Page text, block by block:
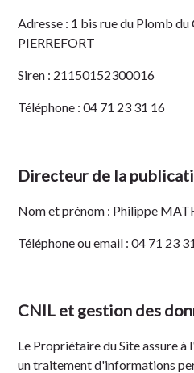
Adresse : 1 bis rue du Plomb
PIERREFORT
Siren : 21150152300016
Téléphone : 04 71 23 31 16
Directeur de la
Nom et prénom : Philippe
Téléphone ou email :04 71 23
CNIL et gestion des
Le Propriétaire du Site assure
un traitement d'informations